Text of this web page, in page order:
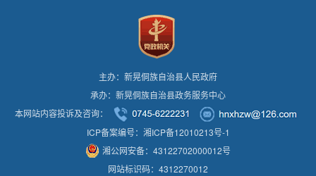
主办：新晃侗族自治县人民政府
承办：新晃侗族自治县政务服务中心
本网站内容投诉及咨询：
ICP备案编号：湘ICP备12010213号-1
湘公网安备：43122702000012号
网站标识码：4312270012